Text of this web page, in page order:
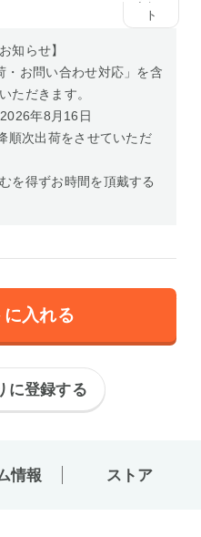
知らせ】
・お問い合わせ対応」を含
ただきます。
年8月16日
順次出荷をさせていただ
を得ずお時間を頂戴する
に入れる
に登録する
情報 ストア